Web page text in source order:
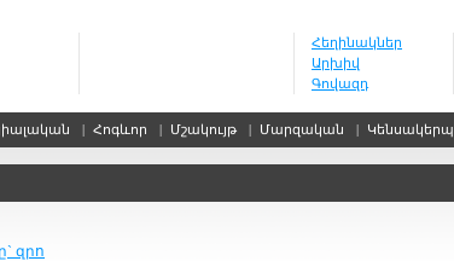
Հեղինակներ
Արխիվ
Գովազդ
| Հոգևոր | Մշակույթ | Մարզական | Կենսակերպ
զրո